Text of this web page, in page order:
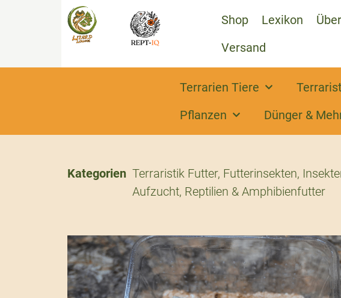
Shop Lexikon
Versand
Terrarien Tiere
Pflanzen
Dünger &
Kategorien Terraristik Futter, Futterinsekten,
Aufzucht, Reptilien & Amphibienfutter